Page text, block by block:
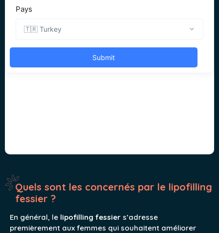
Quels sont les concernés par le lipofilling
fessier ?
En général, le lipofilling fessier s’adresse
premièrement aux femmes qui souhaitent améliorer